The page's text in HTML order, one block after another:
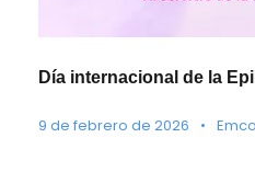
Día internacional de la
9 de febrero de 2026 •